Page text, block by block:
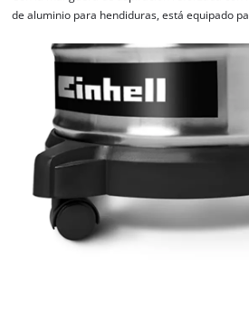
de aluminio para hendiduras, está equipado